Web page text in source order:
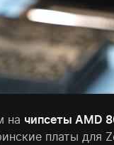
на чипсеты AMD
платы для